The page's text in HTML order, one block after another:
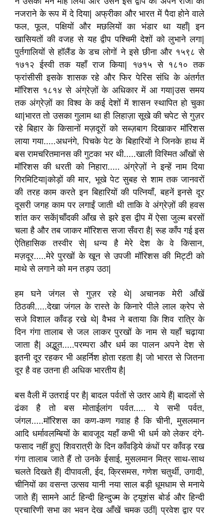
नजराने के रूप में दे दिया| अफ्रीका और भारत में पैदा होने वाले
फल, फूल, पक्षियों और मछलियों का भंडार था यहाँ| इन
खासियतों की वजह से यह द्वीप पश्चिमी देशों को लुभाने लगा|
पुर्तगालियों से हॉलैंड के डच लोगों ने इसे छीना और १५९८ से
१७१२ ईस्वी तक यहाँ राज किया| १७१५ से १८१० तक
फ्रांसीसी इसके शासक रहे और फिर पेरिस संधि के अंतर्गत
मॉरिशस १८१४ से अंग्रेज़ों के अधिकार में आ गया|उस समय
तक अंग्रेज़ों का विश्व के कई देशों में शासन स्थापित हो चुका
था|भारत तो उसका गुलाम था ही लिहाज़ा सूखे की चपेट से गुज़र
रहे बिहार के किसानों मज़दूरों को सब्ज़बाग दिखाकर मॉरिशस
लाया गया.....अधनंगे, पिचके पेट के बिहारियों ने जिनके हाथ में
बस रामचरितमानस की गुटका भर थी.....खाली विस्मित आँखों से
मॉरिशस की धरती को निहारा..... अंग्रेज़ों ने इन्हें नाम दिया
गिरमिटिया|कोड़ों की मार, भूखे पेट सुबह से शाम तक जानवरों
की तरह काम करते इन बिहारियों की पत्नियाँ, बहनें इनसे दूर
दूसरी जगह काम पर लगाईं जाती थी ताकि वे अंग्रेज़ों की हवस
शांत कर सकें|चाँदकी आँख से झरे इस द्वीप में ऐसा जुल्म बरसों
चला है और तब जाकर मॉरिशस सजा सँवरा है| रूह काँप गई इस
ऐतिहासिक तस्वीर से| धन्य है मेरे देश के वे किसान,
मज़दूर.....मेरे पुरखों के खून से उपजी मॉरिशस की मिट्टी को
माथे से लगाने को मन तड़प उठा|
हम घने जंगल से गुज़र रहे थे| अचानक मेरी आँखें
ठिठकी.....देखा जंगल के रास्ते के किनारे पीले लाल क्रेप से
सजे विशाल काँवड़ रखे थे| वैभव ने बताया कि शिव रात्रि के
दिन गंगा तालाब से जल लाकर पुरखों के नाम से यहाँ चढ़ाया
जाता है| अद्भुत.....परम्परा और धर्म का पालन अपने देश से
इतनी दूर रहकर भी अहर्निश होता रहता है| जो भारत से जितना
दूर है वह उतना ही अधिक भारतीय है|
बस वैली में उतराई पर है| बादल पर्वतों से उतर आये हैं| बादलों से
ढंका है तो बस मोताईलांग पर्वत..... ये सभी पर्वत,
जंगल.....मॉरिशस का कण-कण गवाह है कि चीनी, मुसलमान
आदि धर्मावलम्बियों के बावजूद यहाँ कभी भी धर्म को लेकर दंगे-
फसाद नहीं हुए| शिवरात्री के दिन काँवड़िये कंधों पर काँवड़ रख
गंगा तालाब जाते हैं तो उनके ईसाई, मुसलमान मित्र साथ-साथ
चलते दिखते हैं| दीपावली, ईद, क्रिसमस, गणेश चतुर्थी, उगादी,
चीनियों का वसन्त उत्सव यानी नया साल बड़ी धूमधाम से मनाये
जाते हैं| सामने आर्ट हिन्दी हिन्दुज्म के ट्यूशंस बोर्ड और हिन्दी
प्रचारिणी सभा का भवन देख आँखें चमक उठीं| प्रवेश द्वार पर